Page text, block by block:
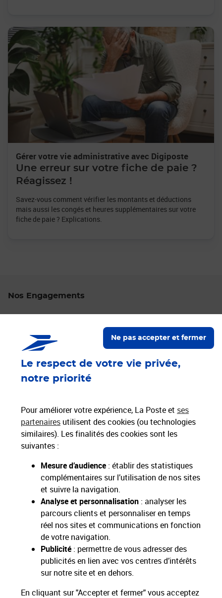
Le respect de votre vie privée,
notre priorité
Pour améliorer votre expérience, La Poste et ses
partenaires utilisent des cookies (ou technologies
similaires). Les finalités des cookies sont les
suivantes :
Mesure d’audience : établir des statistiques
complémentaires sur l’utilisation de nos sites
et suivre la navigation.
Analyse et personnalisation : analyser les
parcours clients et personnaliser en temps
réel nos sites et communications en fonction
de votre navigation.
Publicité : permettre de vous adresser des
publicités en lien avec vos centres d’intérêts
sur notre site et en dehors.
En cliquant sur "Accepter et fermer" vous acceptez
Ne pas accepter et fermer
Gérer votre vie administrative avec Digiposte
Une erreur sur votre fiche de paie ?
Réagissez !
Savez-vous comment vérifier les montants et déductions
mais aussi les congés et heures supplémentaires sur votre
fiche de paie ? Explications.
Nos Engagements
Localiser un bureau de poste
Paiements 100% sécurisés
Hors livres et hors produits marketplace
Nos engagements
sociétaux et environnementaux
Applications La Poste
Restons connectés
Nos Services
Nos Produits